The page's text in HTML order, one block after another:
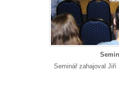
Seminář zahajoval Jiří